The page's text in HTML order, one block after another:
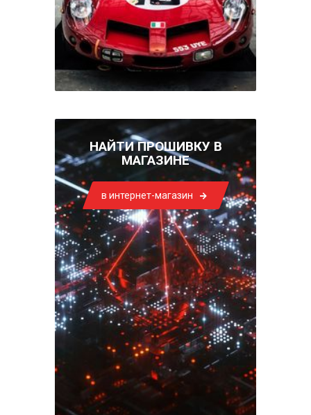
НАЙТИ ПРОШИВКУ В
МАГАЗИНЕ
в интернет-магазин